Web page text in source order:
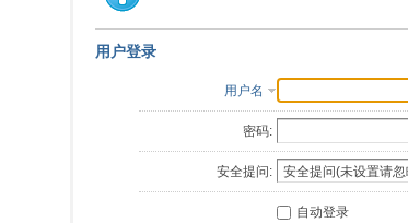
用户登录
用户名
密码:
安全提问:
自动登录